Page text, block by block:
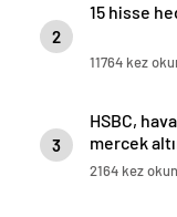
2
15 hisse
11764 kez
3
HSBC,
mercek
2164 kez